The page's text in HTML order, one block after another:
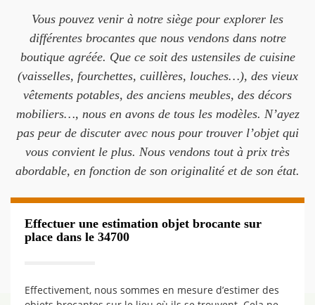
Vous pouvez venir à notre siège pour explorer les
différentes brocantes que nous vendons dans notre
boutique agréée. Que ce soit des ustensiles de cuisine
(vaisselles, fourchettes, cuillères, louches…), des vieux
vêtements potables, des anciens meubles, des décors
mobiliers…, nous en avons de tous les modèles. N’ayez
pas peur de discuter avec nous pour trouver l’objet qui
vous convient le plus. Nous vendons tout à prix très
abordable, en fonction de son originalité et de son état.
Effectuer une estimation objet brocante sur
place dans le 34700
Effectivement, nous sommes en mesure d’estimer des